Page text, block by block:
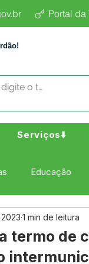
Portal da
Serviços⬇️
Educação
termo de
1 min de leitura